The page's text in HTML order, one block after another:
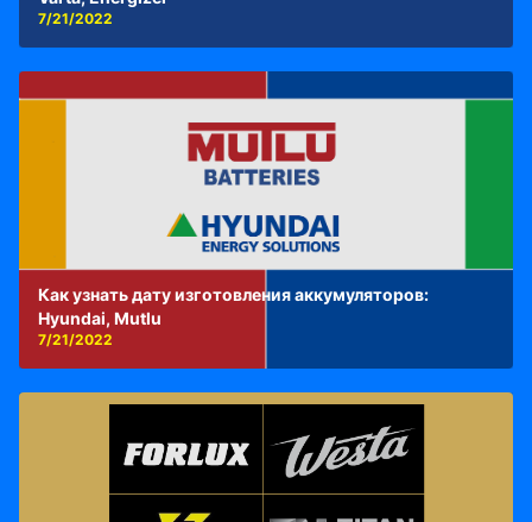
7/21/2022
Как узнать дату изготовления аккумуляторов:
Hyundai, Mutlu
7/21/2022